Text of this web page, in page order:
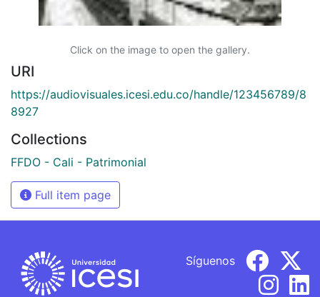
Click on the image to open the gallery.
URI
https://audiovisuales.icesi.edu.co/handle/123456789/8
8927
Collections
FFDO - Cali - Patrimonial
Full item page
Síguenos